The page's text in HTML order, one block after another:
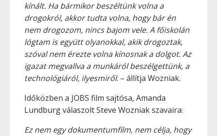
kínált. Ha bármikor beszéltünk volna a
drogokról, akkor tudta volna, hogy bár én
nem drogozom, nincs bajom vele. A főiskolán
lógtam is együtt olyanokkal, akik drogoztak,
szóval nem érezte volna kínosnak a dolgot. Az
igazat megvallva a munkáról beszélgettünk, a
technológiáról, ilyesmiről. – állítja Wozniak.
Időközben a JOBS film sajtósa, Amanda
Lundburg válaszolt Steve Wozniak szavaira:
Ez nem egy dokumentumfilm, nem célja, hogy